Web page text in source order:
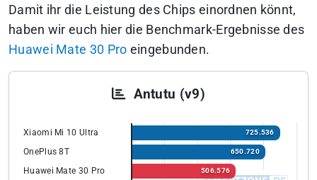
Damit ihr die Leistung des Chips einordnen könnt,
haben wir euch hier die Benchmark-Ergebnisse des
Huawei Mate 30 Pro eingebunden.
Antutu (v9)
Xiaomi Mi 10 Ultra 725.536
OnePlus 8T 650.720
Huawei Mate 30 Pro 506.576